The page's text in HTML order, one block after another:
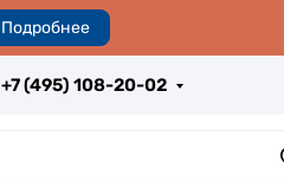
Подробнее
+7 (495) 108-20-02